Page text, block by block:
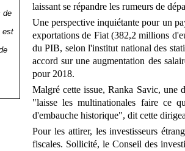
de
est
laissant se répandre les rumeurs de
Une perspective inquiétante pour un
exportations de Fiat (382,2 millions
du PIB, selon l'institut national des
accord sur une augmentation des
pour 2018.
Malgré cette issue, Ranka Savic, une
"laisse les multinationales faire ce
d'embauche historique", dit cette
Pour les attirer, les investisseurs
fiscales. Sollicité, le Conseil des